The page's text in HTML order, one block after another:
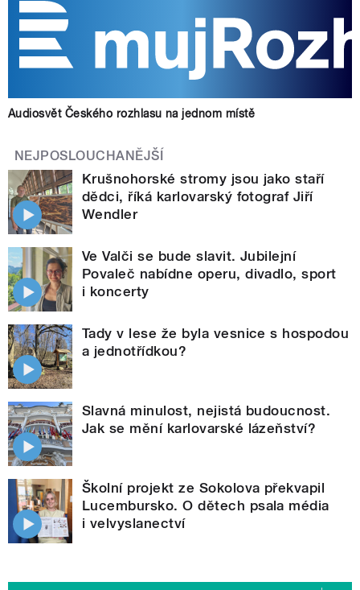
Audiosvět Českého rozhlasu na jednom místě
NEJPOSLOUCHANĚJŠÍ
Krušnohorské stromy jsou jako staří
dědci, říká karlovarský fotograf Jiří
Wendler
Ve Valči se bude slavit. Jubilejní
Povaleč nabídne operu, divadlo, sport
i koncerty
Tady v lese že byla vesnice s hospodou
a jednotřídkou?
Slavná minulost, nejistá budoucnost.
Jak se mění karlovarské lázeňství?
Školní projekt ze Sokolova překvapil
Lucembursko. O dětech psala média
i velvyslanectví